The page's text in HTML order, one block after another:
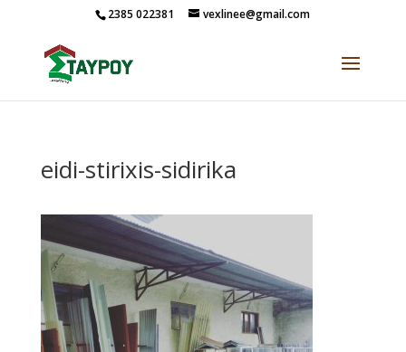
2385 022381 vexlinee@gmail.com
eidi-stirixis-sidirika